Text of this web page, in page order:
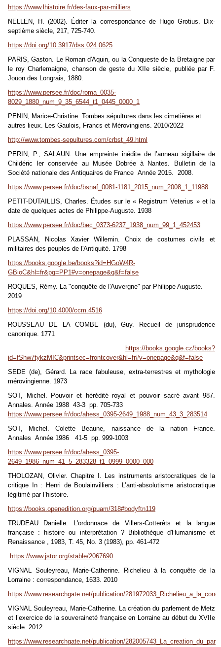
https://www.lhistoire.fr/des-faux-par-milliers
NELLEN, H. (2002). Éditer la correspondance de Hugo Grotius. Dix-
septième siècle, 217, 725-740.
https://doi.org/10.3917/dss.024.0625
PARIS, Gaston. Le Roman d'Aquin, ou la Conqueste de la Bretaigne par
le roy Charlemaigne, chanson de geste du XIIe siècle, publiée par F.
Joüon des Longrais, 1880.
https://www.persee.fr/doc/roma_0035-
8029_1880_num_9_35_6544_t1_0445_0000_1
PENIN, Marice-Christine. Tombes sépultures dans les cimetières et
autres lieux. Les Gaulois, Francs et Mérovingiens. 2010/2022
http://www.tombes-sepultures.com/crbst_49.html
PERIN, P., SALAUN. Une empreinte inédite de l’anneau sigillaire de
Childéric Ier conservée au Musée Dobrée à Nantes.
Bulletin de la
Société nationale des Antiquaires de France Année 2015. 2008.
https://www.persee.fr/doc/bsnaf_0081-1181_2015_num_2008_1_11988
PETIT-DUTAILLIS, Charles. Études sur le « Registrum Veterius » et la
date de quelques actes de Philippe-Auguste. 1938
https://www.persee.fr/doc/bec_0373-6237_1938_num_99_1_452453
PLASSAN, Nicolas Xavier Willemin. Choix de costumes civils et
militaires des peuples de l'Antiquité. 1798
https://books.google.be/books?id=HGoW4R-
GBioC&hl=fr&pg=PP1#v=onepage&q&f=false
ROQUES, Rémy. La "conquête de l'Auvergne" par Philippe Auguste.
2019
https://doi.org/10.4000/ccm.4516
ROUSSEAU DE LA COMBE (du), Guy. Recueil de jurisprudence
canonique. 1771
https://books.google.cz/books?
id=fShw7tykzMIC&printsec=frontcover&hl=fr#v=onepage&q&f=false
SEDE (de), Gérard. La race fabuleuse, extra-terrestres et mythologie
mérovingienne. 1973
SOT, Michel. Pouvoir et hérédité royal et pouvoir sacré avant 987.
Annales. Année 1988 43-3 pp. 705-733
https://www.persee.fr/doc/ahess_0395-2649_1988_num_43_3_283514
SOT, Michel. Colette Beaune, naissance de la nation France.
Annales Année 1986 41-5 pp. 999-1003
https://www.persee.fr/doc/ahess_0395-
2649_1986_num_41_5_283328_t1_0999_0000_000
THOLOZAN, Olivier. Chapitre I. Les instruments aristocratiques de la
critique In : Henri de Boulainvilliers : L’anti-absolutisme aristocratique
légitimé par l’histoire.
https://books.openedition.org/puam/318#bodyftn119
TRUDEAU Danielle. L'ordonnace de Villers-Cotterêts et la langue
française : histoire ou interprétation ? Bibliothèque d'Humanisme et
Renaissance , 1983, T. 45, No. 3 (1983), pp. 461-472
https://www.jstor.org/stable/2067690
VIGNAL Souleyreau, Marie-Catherine. Richelieu à la conquête de la
Lorraine : correspondance, 1633. 2010
https://www.researchgate.net/publication/
VIGNAL Souleyreau, Marie-Catherine. La création du parlement de Metz
et l’exercice de la souveraineté française en Lorraine au début du XVIIe
siècle. 2012.
https://www.researchgate.net/publication/